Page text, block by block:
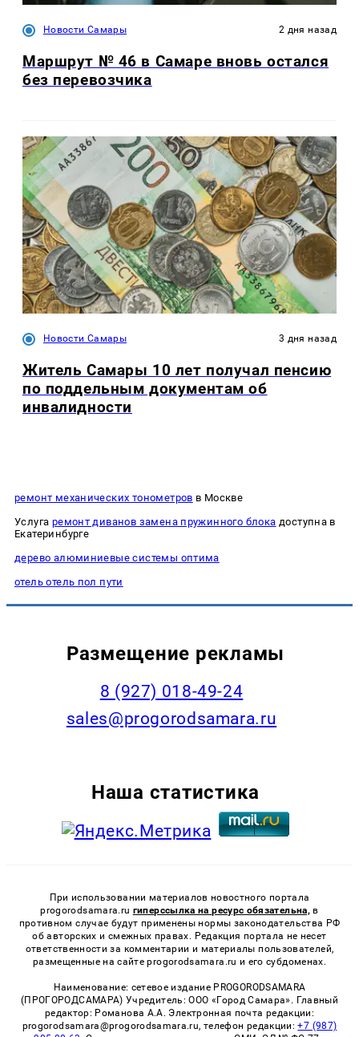
Новости Самары 2 дня назад
Маршрут № 46 в Самаре вновь остался
без перевозчика
Новости Самары 3 дня назад
Житель Самары 10 лет получал пенсию
по поддельным документам об
инвалидности
ремонт механических тонометров в Москве
Услуга ремонт диванов замена пружинного блока доступна в
Екатеринбурге
дерево алюминиевые системы оптима
отель отель пол пути
Размещение рекламы
8 (927) 018-49-24
sales@progorodsamara.ru
Наша статистика
При использовании материалов новостного портала
progorodsamara.ru гиперссылка на ресурс обязательна, в
противном случае будут применены нормы законодательства РФ
об авторских и смежных правах. Редакция портала не несет
ответственности за комментарии и материалы пользователей,
размещенные на сайте progorodsamara.ru и его субдоменах.
Наименование: сетевое издание PROGORODSAMARA
(ПРОГОРОДСАМАРА) Учредитель: ООО «Город Самара». Главный
редактор: Романова А.А. Электронная почта редакции:
progorodsamara@progorodsamara.ru, телефон редакции:+7 (987)